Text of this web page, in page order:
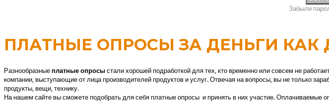
Забыли
ПЛАТНЫЕ ОПРОСЫ ЗА ДЕНЬГИ
Разнообразные платные опросы стали хорошей подработкой для тех, кто временно или совсем не
компании, выступающие от лица производителей продуктов и услуг. Отвечая на вопросы, вы не только
продукты, вещи, технику.
На нашем сайте вы сможете подобрать для себя платные опросы и принять в них участие. Оплачиваемые